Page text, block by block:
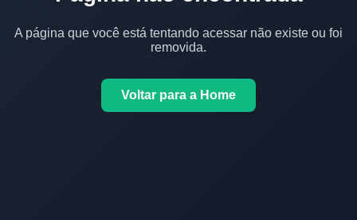
A página que você está tentando acessar não existe ou foi
removida.
Voltar para a Home